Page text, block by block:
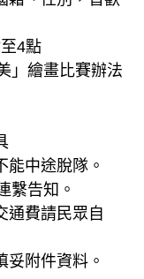
4點
繪畫比賽辦法
中途脫隊。
告知。
費請民眾自
附件資料。